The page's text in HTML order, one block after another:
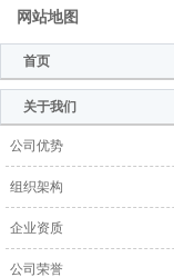
网站地图
首页
关于我们
公司优势
组织架构
企业资质
公司荣誉